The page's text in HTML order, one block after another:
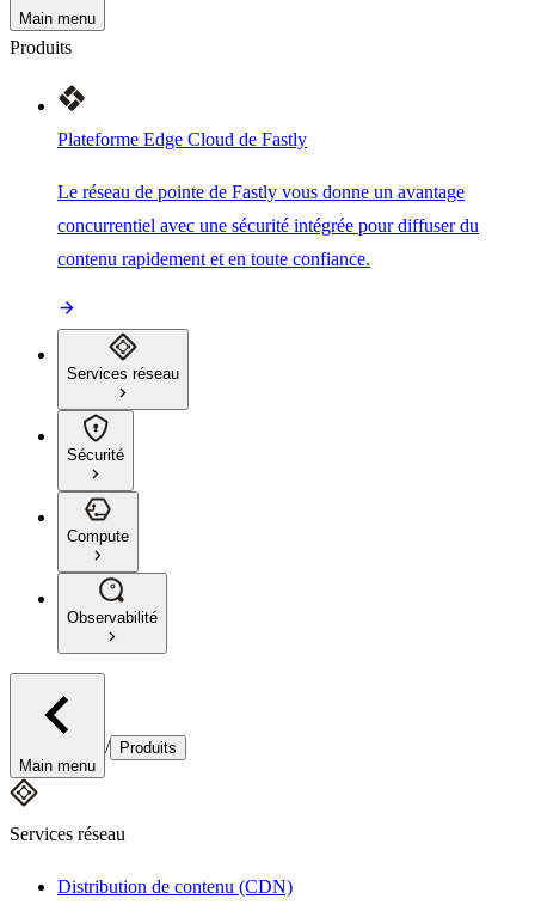
Main menu
Produits
Plateforme Edge Cloud de Fastly
Le réseau de pointe de Fastly vous donne un avantage
concurrentiel avec une sécurité intégrée pour diffuser du
contenu rapidement et en toute confiance.
Services réseau
Sécurité
Compute
Observabilité
Main menu
/ Produits
Services réseau
Distribution de contenu (CDN)